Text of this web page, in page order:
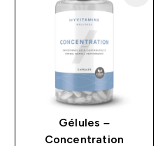
Gélules –
Concentration